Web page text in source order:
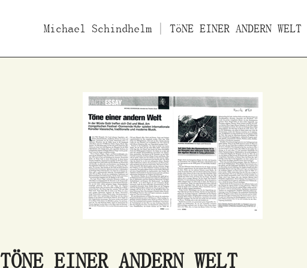
Michael Schindhelm | TöNE EINER ANDERN WELT
Bücher Filme Essays/Interviews
TÖNE EINER ANDERN WELT